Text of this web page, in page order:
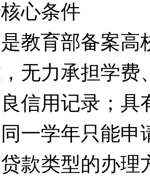
心条件
育部备案高
无力承担学费
信用记录；具
一学年只能申
类型的办理